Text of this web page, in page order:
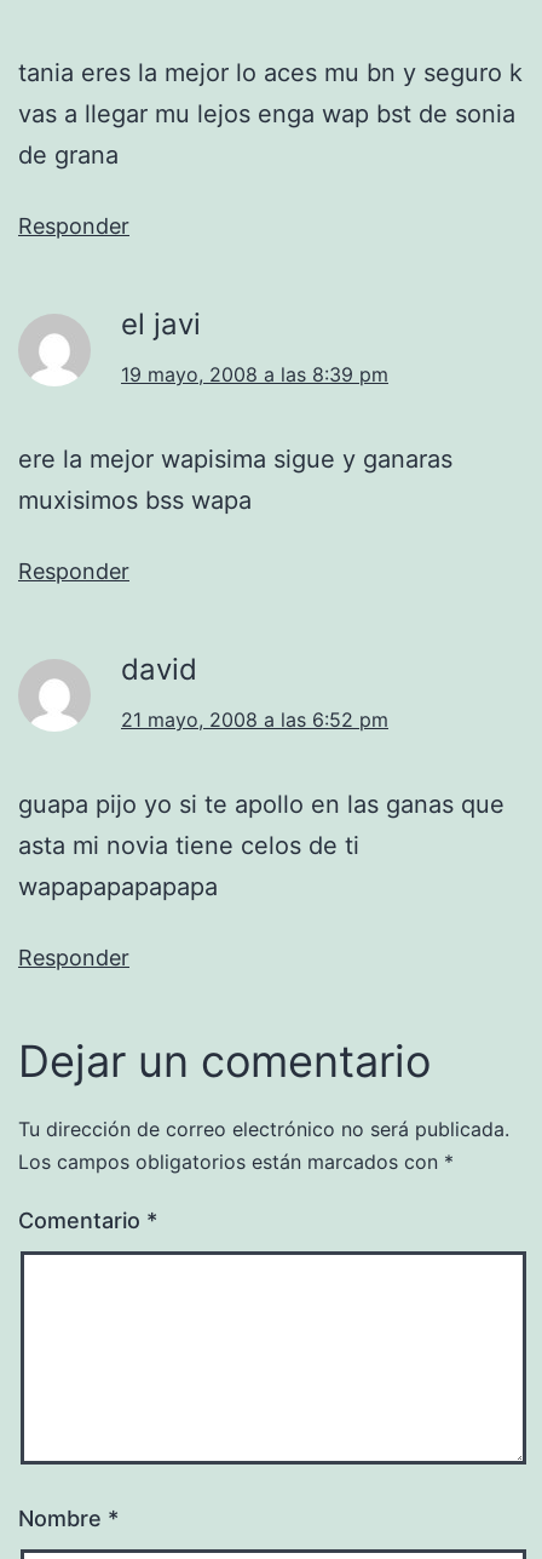
tania eres la mejor lo aces mu bn y seguro k
vas a llegar mu lejos enga wap bst de sonia
de grana
Responder
el javi
19 mayo, 2008 a las 8:39 pm
ere la mejor wapisima sigue y ganaras
muxisimos bss wapa
Responder
david
21 mayo, 2008 a las 6:52 pm
guapa pijo yo si te apollo en las ganas que
asta mi novia tiene celos de ti
wapapapapapapa
Responder
Dejar un comentario
Tu dirección de correo electrónico no será publicada.
Los campos obligatorios están marcados con *
Comentario *
Nombre *